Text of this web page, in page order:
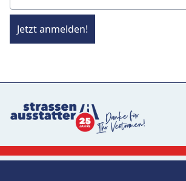
Jetzt anmelden!